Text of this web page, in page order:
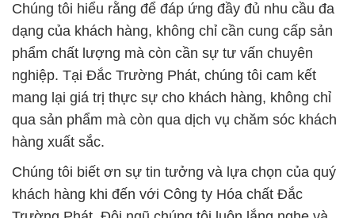
Chúng tôi hiểu rằng để đáp ứng đầy đủ nhu cầu đa
dạng của khách hàng, không chỉ cần cung cấp sản
phẩm chất lượng mà còn cần sự tư vấn chuyên
nghiệp. Tại Đắc Trường Phát, chúng tôi cam kết
mang lại giá trị thực sự cho khách hàng, không chỉ
qua sản phẩm mà còn qua dịch vụ chăm sóc khách
hàng xuất sắc.
Chúng tôi biết ơn sự tin tưởng và lựa chọn của quý
khách hàng khi đến với Công ty Hóa chất Đắc